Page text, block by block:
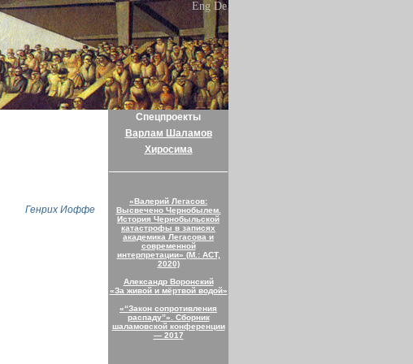
Eng De
Генрих Иоффе
Спецпроекты
Варлам Шаламов
Хиросима
«Валерий Легасов:
Высвечено Чернобылем.
История Чернобыльской
катастрофы в записях
академика Легасова и
современной
интерпретации» (М.: АСТ,
2020)
Александр Воронский
«За живой и мёртвой водой»
«“Закон сопротивления
распаду”». Сборник
шаламовской конференции
— 2017